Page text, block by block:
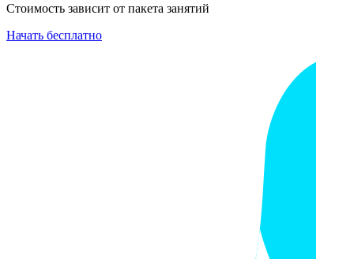
Стоимость зависит от пакета занятий
Начать бесплатно